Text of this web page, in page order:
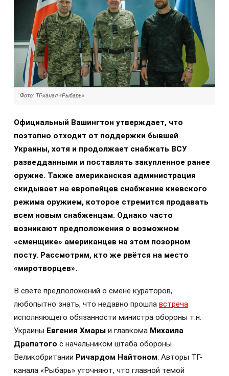
Фото: ТГ-канал «Рыбарь»
Официальный Вашингтон утверждает, что
поэтапно отходит от поддержки бывшей
Украины, хотя и продолжает снабжать ВСУ
разведданными и поставлять закупленное ранее
оружие. Также американская администрация
скидывает на европейцев снабжение киевского
режима оружием, которое стремится продавать
всем новым снабженцам. Однако часто
возникают предположения о возможном
«сменщике» американцев на этом позорном
посту. Рассмотрим, кто же рвётся на место
«миротворцев».
В свете предположений о смене кураторов,
любопытно знать, что недавно прошла встреча
исполняющего обязанности министра обороны т.н.
Украины Евгения Хмары и главкома Михаила
Драпатого с начальником штаба обороны
Великобритании Ричардом Найтоном. Авторы ТГ-
канала «Рыбарь» уточняют, что главной темой